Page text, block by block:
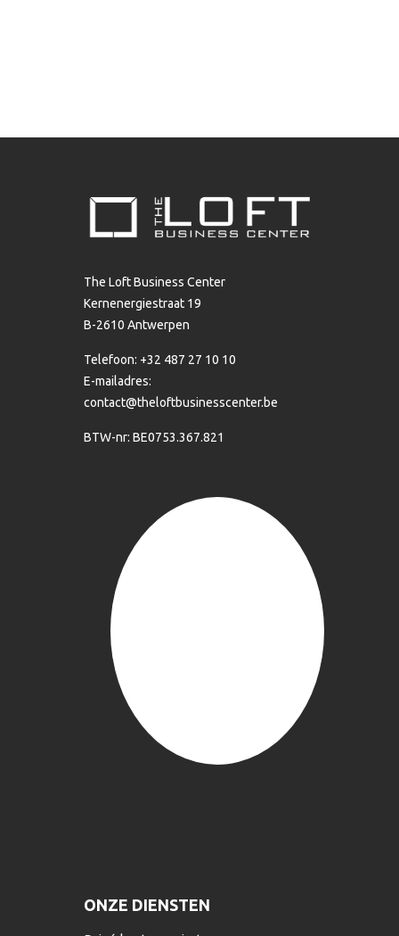
The Loft Business Center
Kernenergiestraat 19
B-2610 Antwerpen
Telefoon: +32 487 27 10 10
E-mailadres:
contact@theloftbusinesscenter.be
BTW-nr: BE0753.367.821
ONZE DIENSTEN